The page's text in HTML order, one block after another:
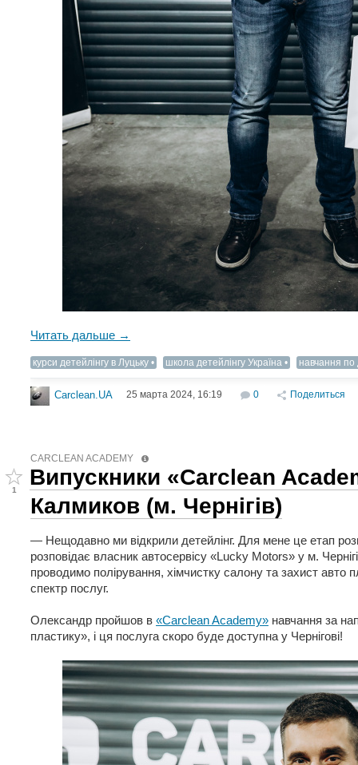
Читать дальше →
курси детейлінгу в Луцьку школа детейлінгу Україна навчання по
Carclean.UA 25 марта 2024, 16:19 0 Поделиться
CARCLEAN ACADEMY
1
Випускники «Carclean
Калмиков (м. Чернігів)
— Нещодавно ми відкрили детейлінг. Для мене це етап
розповідає власник автосервісу «Lucky Motors» у м.
проводимо полірування, хімчистку салону та захист
спектр послуг.
Олександр пройшов в «Carclean Academy» навчання за
пластику», і ця послуга скоро буде доступна у Чернігові!